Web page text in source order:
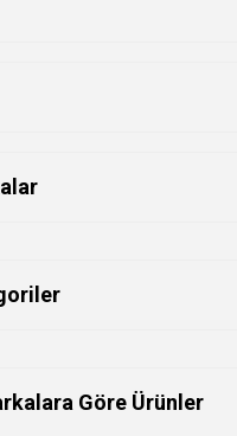
Göre Ürünler